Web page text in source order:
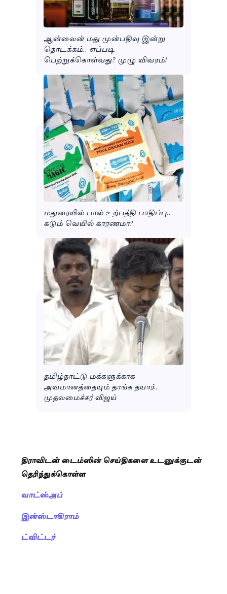
ஆன்லைன் மது முன்பதிவு இன்று
தொடக்கம்.. எப்படி
பெற்றுக்கொள்வது? முழு விவரம்!
மதுரையில் பால் உற்பத்தி பாதிப்பு..
கடும் வெயில் காரணமா?
தமிழ்நாட்டு மக்களுக்காக
அவமானத்தையும் தாங்க தயார்..
முதலமைச்சர் விஜய்
திராவிடன் டைம்ஸின் செய்திகளை உடனுக்குடன்
தெரிந்துக்கொள்ள
வாட்ஸ்அப்
இன்ஸ்டாகிராம்
ட்விட்டர்